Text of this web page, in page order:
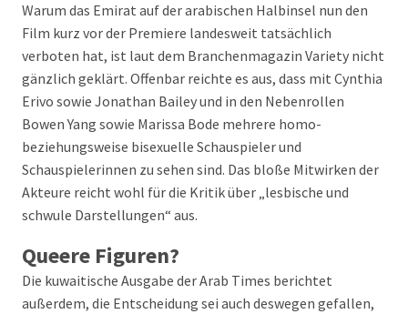
Warum das Emirat auf der arabischen Halbinsel nun den
Film kurz vor der Premiere landesweit tatsächlich
verboten hat, ist laut dem Branchenmagazin Variety nicht
gänzlich geklärt. Offenbar reichte es aus, dass mit Cynthia
Erivo sowie Jonathan Bailey und in den Nebenrollen
Bowen Yang sowie Marissa Bode mehrere homo-
beziehungsweise bisexuelle Schauspieler und
Schauspielerinnen zu sehen sind. Das bloße Mitwirken der
Akteure reicht wohl für die Kritik über „lesbische und
schwule Darstellungen“ aus.
Queere Figuren?
Die kuwaitische Ausgabe der Arab Times berichtet
außerdem, die Entscheidung sei auch deswegen gefallen,